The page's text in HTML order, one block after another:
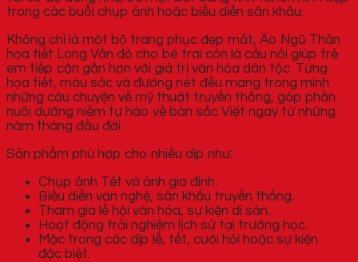
trong các buổi chụp ảnh hoặc biểu diễn sân khấu.
Không chỉ là một bộ trang phục đẹp mắt, Áo Ngũ Thân
họa tiết Long Vân đỏ cho bé trai còn là cầu nối giúp trẻ
em tiếp cận gần hơn với giá trị văn hóa dân tộc. Từng
họa tiết, màu sắc và đường nét đều mang trong mình
những câu chuyện về mỹ thuật truyền thống, góp phần
nuôi dưỡng niềm tự hào về bản sắc Việt ngay từ những
năm tháng đầu đời.
Sản phẩm phù hợp cho nhiều dịp như:
Chụp ảnh Tết và ảnh gia đình.
Biểu diễn văn nghệ, sân khấu truyền thống.
Tham gia lễ hội văn hóa, sự kiện di sản.
Hoạt động trải nghiệm lịch sử tại trường học.
Mặc trong các dịp lễ, tết, cưới hỏi hoặc sự kiện
đặc biệt.